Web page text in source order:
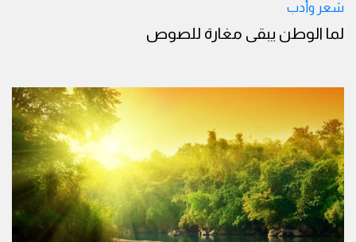
شعر وأدب
لما الوطن يبقى مغارة للصوص